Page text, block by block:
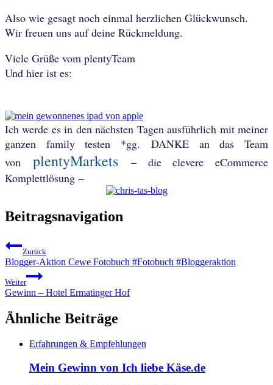
Also wie gesagt noch einmal herzlichen Glückwunsch.
Wir freuen uns auf deine Rückmeldung.
Viele Grüße vom plentyTeam
Und hier ist es:
Ich werde es in den nächsten Tagen ausführlich mit meiner
ganzen family testen *gg. DANKE an das Team
von plentyMarkets– die clevere eCommerce
Komplettlösung –
Beitragsnavigation
Zurück
Blogger-Aktion Cewe Fotobuch #Fotobuch #Bloggeraktion
Weiter
Gewinn – Hotel Ermatinger Hof
Ähnliche Beiträge
Erfahrungen & Empfehlungen
Mein Gewinn von Ich liebe Käse.de